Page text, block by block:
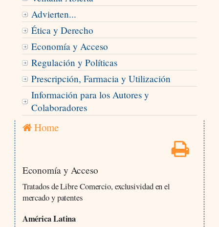
Advierten...
Ética y Derecho
Economía y Acceso
Regulación y Políticas
Prescripción, Farmacia y Utilización
Información para los Autores y
Colaboradores
Home
Economía y Acceso
Tratados de Libre Comercio, exclusividad en el
mercado y patentes
América Latina